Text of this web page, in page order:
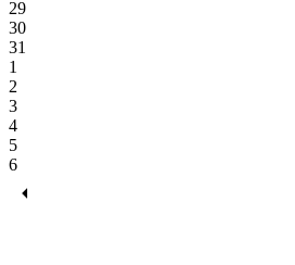
29
30
31
1
2
3
4
5
6